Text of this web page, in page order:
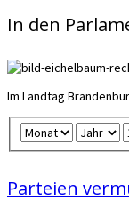
In den
Im Landtag
Parteien